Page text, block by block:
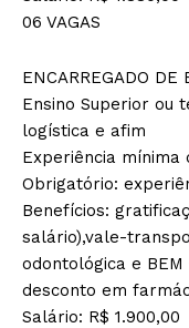
06 VAGAS
ENCARREGADO DE
Ensino Superior ou
logística e afim
Experiência mínima
Obrigatório:
Benefícios:
salário),vale-
odontológica e
desconto em
Salário: R$ 1.900,00